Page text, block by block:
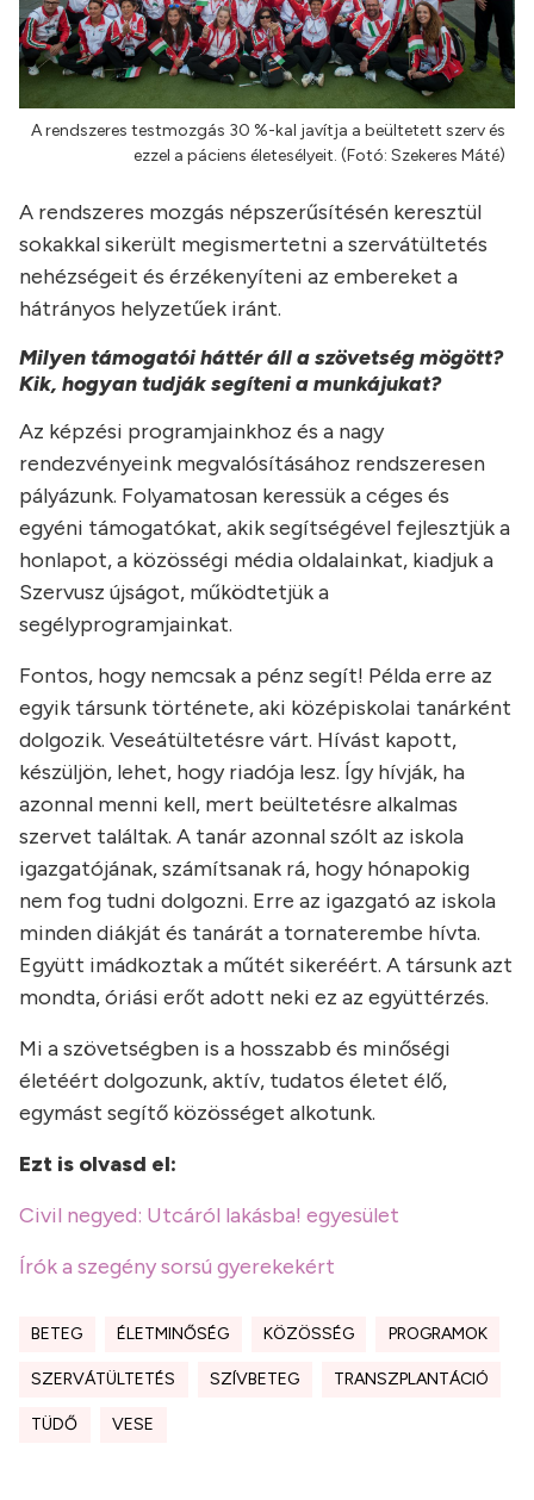
A rendszeres testmozgás 30 %-kal javítja a beültetett szerv és
ezzel a páciens életesélyeit. (Fotó: Szekeres Máté)
A rendszeres mozgás népszerűsítésén keresztül
sokakkal sikerült megismertetni a szervátültetés
nehézségeit és érzékenyíteni az embereket a
hátrányos helyzetűek iránt.
Milyen támogatói háttér áll a szövetség mögött?
Kik, hogyan tudják segíteni a munkájukat?
Az képzési programjainkhoz és a nagy
rendezvényeink megvalósításához rendszeresen
pályázunk. Folyamatosan keressük a céges és
egyéni támogatókat, akik segítségével fejlesztjük a
honlapot, a közösségi média oldalainkat, kiadjuk a
Szervusz újságot, működtetjük a
segélyprogramjainkat.
Fontos, hogy nemcsak a pénz segít! Példa erre az
egyik társunk története, aki középiskolai tanárként
dolgozik. Veseátültetésre várt. Hívást kapott,
készüljön, lehet, hogy riadója lesz. Így hívják, ha
azonnal menni kell, mert beültetésre alkalmas
szervet találtak. A tanár azonnal szólt az iskola
igazgatójának, számítsanak rá, hogy hónapokig
nem fog tudni dolgozni. Erre az igazgató az iskola
minden diákját és tanárát a tornaterembe hívta.
Együtt imádkoztak a műtét sikeréért. A társunk azt
mondta, óriási erőt adott neki ez az együttérzés.
Mi a szövetségben is a hosszabb és minőségi
életéért dolgozunk, aktív, tudatos életet élő,
egymást segítő közösséget alkotunk.
Ezt is olvasd el:
Civil negyed: Utcáról lakásba! egyesület
Írók a szegény sorsú gyerekekért
BETEG ÉLETMINŐSÉG KÖZÖSSÉG PROGRAMOK
SZERVÁTÜLTETÉS SZÍVBETEG TRANSZPLANTÁCIÓ
TÜDŐ VESE